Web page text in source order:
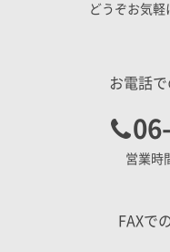
どうぞお気軽
お電話
営業時
FAXで